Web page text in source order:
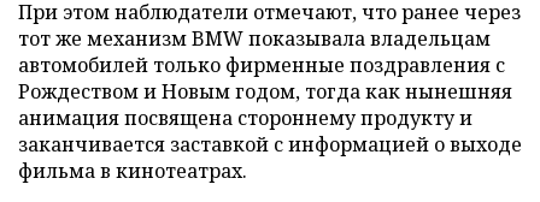
При этом наблюдатели отмечают, что ранее через
тот же механизм BMW показывала владельцам
автомобилей только фирменные поздравления с
Рождеством и Новым годом, тогда как нынешняя
анимация посвящена стороннему продукту и
заканчивается заставкой с информацией о выходе
фильма в кинотеатрах.